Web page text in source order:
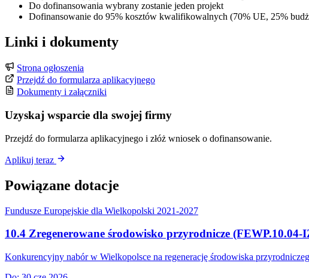
Do dofinansowania wybrany zostanie jeden projekt
Dofinansowanie do 95% kosztów kwalifikowalnych (70% UE, 25%
Linki i dokumenty
Strona ogłoszenia
Przejdź do formularza aplikacyjnego
Dokumenty i załączniki
Uzyskaj wsparcie dla swojej firmy
Przejdź do formularza aplikacyjnego i złóż wniosek o dofinansowanie.
Aplikuj teraz
Powiązane dotacje
Fundusze Europejskie dla Wielkopolski 2021-2027
10.4 Zregenerowane środowisko przyrodnicze
Konkurencyjny nabór w Wielkopolsce na regenerację środowiska